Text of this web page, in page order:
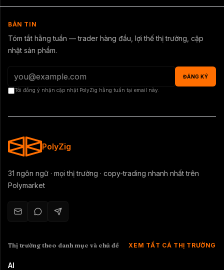
BẢN TIN
Tóm tắt hằng tuần — trader hàng đầu, lợi thế thị trường, cập
nhật sản phẩm.
ĐĂNG KÝ
Tôi đồng ý nhận cập nhật PolyZig hằng tuần tại email này.
PolyZig
31 ngôn ngữ · mọi thị trường · copy-trading nhanh nhất trên
Polymarket
Thị trường theo danh mục và chủ đề XEM TẤT CẢ THỊ TRƯỜNG
AI